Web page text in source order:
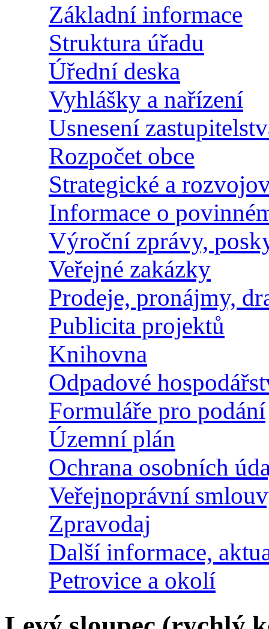
Základní informace
Struktura úřadu
Úřední deska
Vyhlášky a nařízení
Usnesení
Rozpočet obce
Strategické a
Informace o
Výroční zprávy,
Veřejné zakázky
Prodeje, pronájmy,
Publicita projektů
Knihovna
Odpadové
Formuláře pro podání
Územní plán
Ochrana osobních
Veřejnoprávní
Zpravodaj
Další informace,
Petrovice a okolí